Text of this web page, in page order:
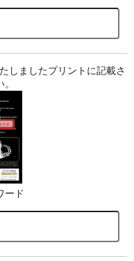
しましたプリントに記載さ
ード